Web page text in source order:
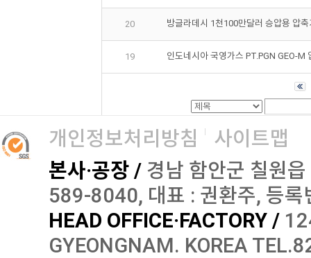
20 방글라데시 1천100만달러 승압용 압축
19 인도네시아 국영가스 PT.PGN GEO-M
개인정보처리방침
사이트맵
본사·공장 / 경남 함안군 칠원
589-8040, 대표 : 권환주, 등
HEAD OFFICE·FACTORY /
GYEONGNAM. KOREA